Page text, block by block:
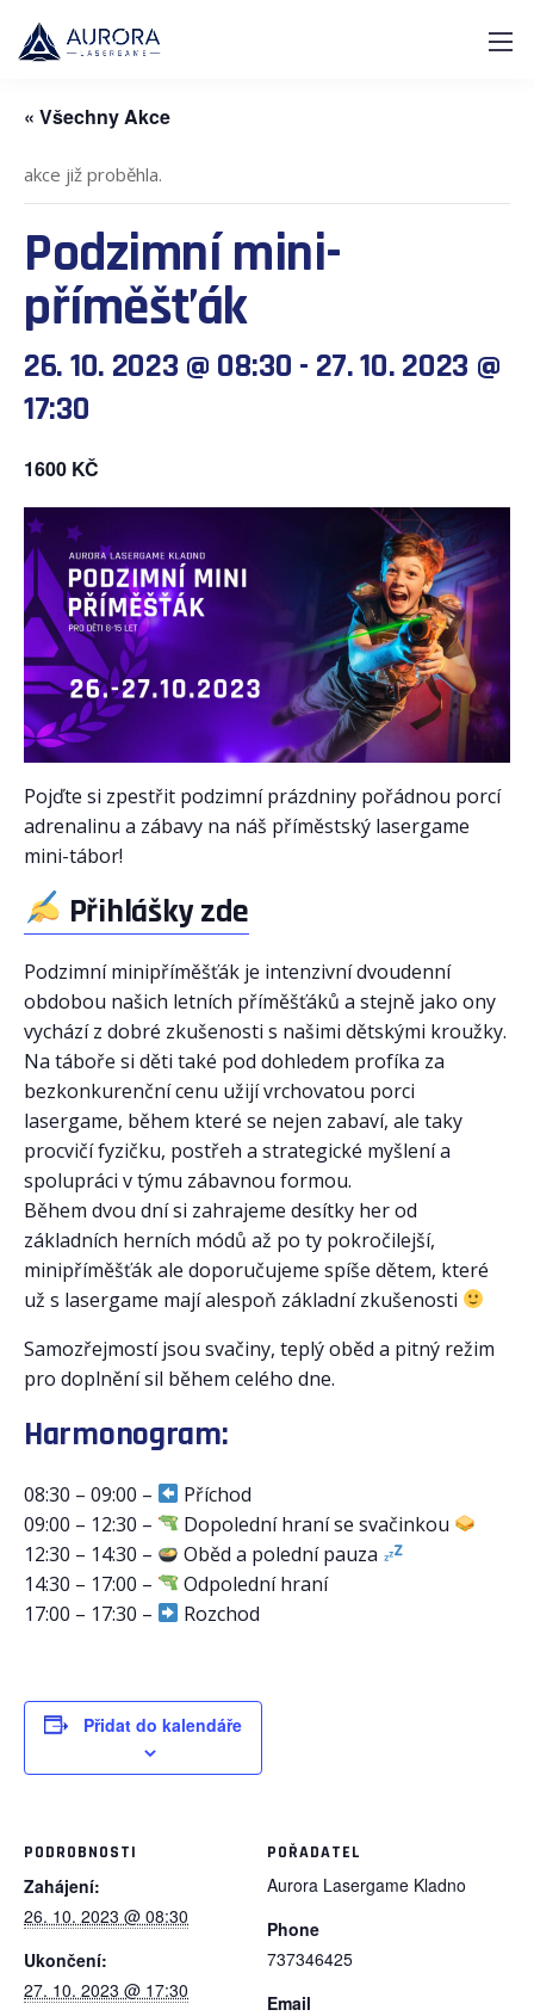
« Všechny Akce
akce již proběhla.
Podzimní mini-
příměšťák
26. 10. 2023 @ 08:30 - 27. 10. 2023 @
17:30
1600 KČ
Pojďte si zpestřit podzimní prázdniny pořádnou porcí
adrenalinu a zábavy na náš příměstský lasergame
mini-tábor!
Přihlášky zde
Podzimní minipříměšťák je intenzivní dvoudenní
obdobou našich letních příměšťáků a stejně jako ony
vychází z dobré zkušenosti s našimi dětskými kroužky.
Na táboře si děti také pod dohledem profíka za
bezkonkurenční cenu užijí vrchovatou porci
lasergame, během které se nejen zabaví, ale taky
procvičí fyzičku, postřeh a strategické myšlení a
spolupráci v týmu zábavnou formou.
Během dvou dní si zahrajeme desítky her od
základních herních módů až po ty pokročilejší,
minipříměšťák ale doporučujeme spíše dětem, které
už s lasergame mají alespoň základní zkušenosti
Samozřejmostí jsou svačiny, teplý oběd a pitný režim
pro doplnění sil během celého dne.
Harmonogram:
08:30 – 09:00 –
Příchod
09:00 – 12:30 –
Dopolední hraní se svačinkou
12:30 – 14:30 –
Oběd a polední pauza
14:30 – 17:00 –
Odpolední hraní
17:00 – 17:30 –
Rozchod
Přidat do kalendáře
PODROBNOSTI
Zahájení:
26. 10. 2023 @ 08:30
Ukončení:
27. 10. 2023 @ 17:30
POŘADATEL
Aurora Lasergame Kladno
Phone
737346425
Email